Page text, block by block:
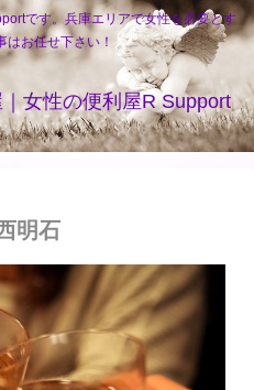
です。兵庫エリアで女性を必要とす
はお任せ下さい！
女性の便利屋R Support
明石